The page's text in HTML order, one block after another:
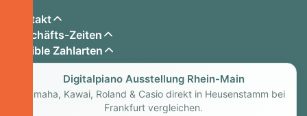
Kontakt
Geschäfts-Zeiten
Flexible Zahlarten
Digitalpiano Ausstellung Rhein-Main
Yamaha, Kawai, Roland & Casio direkt in Heusenstamm bei
Frankfurt vergleichen.